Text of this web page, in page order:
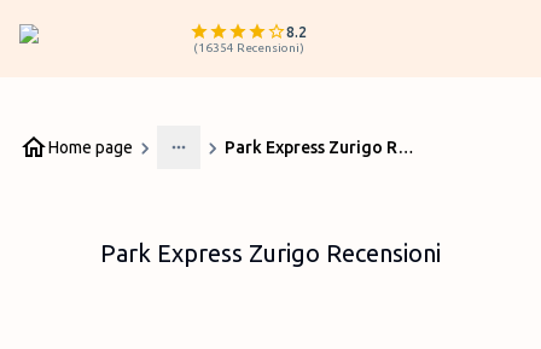
8.2
(16354 Recensioni)
Home page
More
Park Express Zurigo Recensioni
Park Express Zurigo Recensioni